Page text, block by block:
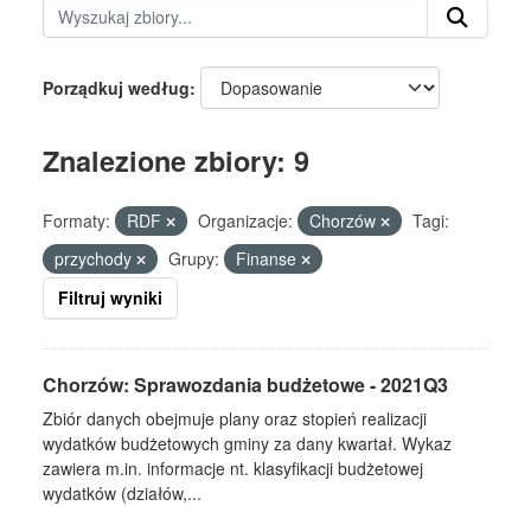
Porządkuj według
Znalezione zbiory: 9
Formaty: RDF Organizacje: Chorzów
Tagi:
przychody
Grupy:
Finanse
Filtruj wyniki
Chorzów: Sprawozdania budżetowe - 2021Q3
Zbiór danych obejmuje plany oraz stopień realizacji
wydatków budżetowych gminy za dany kwartał. Wykaz
zawiera m.in. informacje nt. klasyfikacji budżetowej
wydatków (działów,...